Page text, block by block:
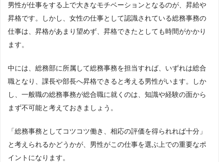
男性が仕事をする上で大きなモチベーションとなるのが、昇給や
昇格です。しかし、女性の仕事として認識されている総務事務の
仕事は、昇格があまり望めず、昇格できたとしても時間がかかり
ます。
中には、総務部に所属して総務事務を担当すれば、いずれは総合
職となり、課長や部長へ昇格できると考える男性がいます。しか
し、一般職の総務事務が総合職に就くのは、知識や経験の面から
まず不可能と考えておきましょう。
「総務事務としてコツコツ働き、相応の評価を得られれば十分」
と考えられるかどうかが、男性がこの仕事を選ぶ上での重要なポ
イントになります。